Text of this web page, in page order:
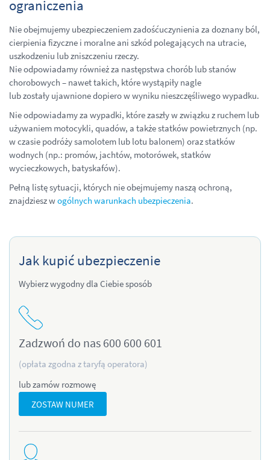
ograniczenia
Nie obejmujemy ubezpieczeniem zadośćuczynienia za doznany ból,
cierpienia fizyczne i moralne ani szkód polegających na utracie,
uszkodzeniu lub zniszczeniu rzeczy.
Nie odpowiadamy również za następstwa chorób lub stanów
chorobowych – nawet takich, które wystąpiły nagle
lub zostały ujawnione dopiero w wyniku nieszczęśliwego wypadku.
Nie odpowiadamy za wypadki, które zaszły w związku z ruchem lub
używaniem motocykli, quadów, a także statków powietrznych (np.
w czasie podróży samolotem lub lotu balonem) oraz statków
wodnych (np.: promów, jachtów, motorówek, statków
wycieczkowych, batyskafów).
Pełną listę sytuacji, których nie obejmujemy naszą ochroną,
znajdziesz wogólnych warunkach ubezpieczenia.
Jak kupić ubezpieczenie
Wybierz wygodny dla Ciebie sposób
Zadzwoń do nas 600 600 601
(opłata zgodna z taryfą operatora)
lub zamów rozmowę
ZOSTAW NUMER